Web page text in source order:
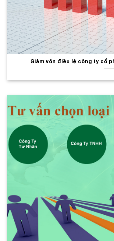
Giảm vốn điều lệ công ty cổ